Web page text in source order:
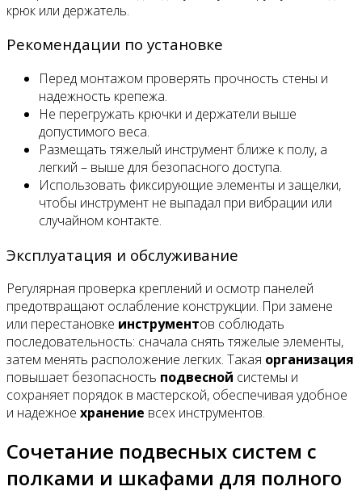
крюк или держатель.
Рекомендации по установке
Перед монтажом проверять прочность стены и
надежность крепежа.
Не перегружать крючки и держатели выше
допустимого веса.
Размещать тяжелый инструмент ближе к полу, а
легкий – выше для безопасного доступа.
Использовать фиксирующие элементы и защелки,
чтобы инструмент не выпадал при вибрации или
случайном контакте.
Эксплуатация и обслуживание
Регулярная проверка креплений и осмотр панелей
предотвращают ослабление конструкции. При замене
или перестановке инструментов соблюдать
последовательность: сначала снять тяжелые элементы,
затем менять расположение легких. Такая организация
повышает безопасность подвесной системы и
сохраняет порядок в мастерской, обеспечивая удобное
и надежное хранение всех инструментов.
Сочетание подвесных систем с
полками и шкафами для полного